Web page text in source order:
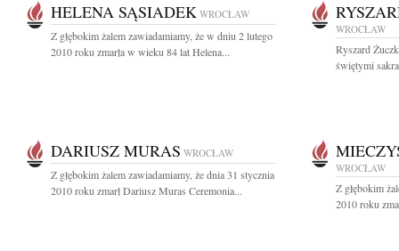
HELENA SĄSIADEK WROCŁAW
Z głębokim żalem zawiadamiamy, że w dniu 2 lutego
2010 roku zmarła w wieku 84 lat Helena...
WROCŁAW
Ryszard
świętymi
DARIUSZ MURAS WROCŁAW
Z głębokim żalem zawiadamiamy, że dnia 31 stycznia
2010 roku zmarł Dariusz Muras Ceremonia...
WROCŁAW
Z głębokim
2010 roku